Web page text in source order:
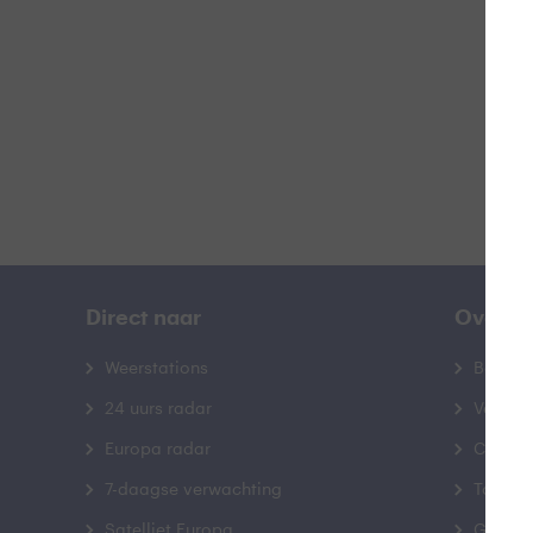
Direct naar
Weerstations
24 uurs radar
Europa radar
7-daagse verwachting
Over
Contact